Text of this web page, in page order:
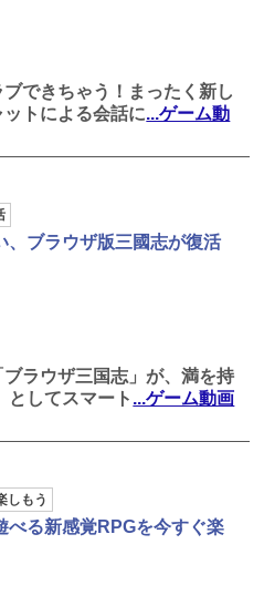
できちゃう！まったく新し
トによる会話に...ゲーム動
、ブラウザ版三國志が復活
ラウザ三国志」が、満を持
としてスマート ...ゲーム動画
しもう
べる新感覚RPGを今すぐ楽